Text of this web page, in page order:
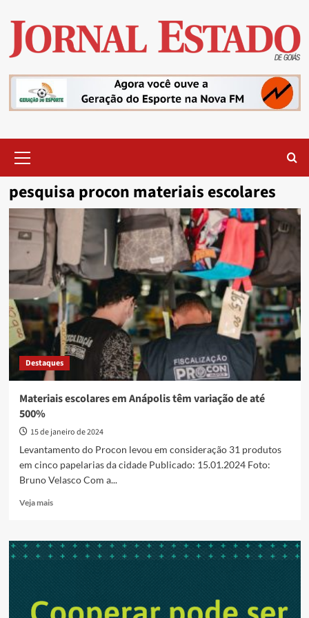
content
Menu
pesquisa procon materiais escolares
Destaques
Materiais escolares em Anápolis têm variação de até
500%
15 de janeiro de 2024
Levantamento do Procon levou em consideração 31 produtos
em cinco papelarias da cidade Publicado: 15.01.2024 Foto:
Bruno Velasco Com a...
Veja maisRead
Materiais
escolares
variação